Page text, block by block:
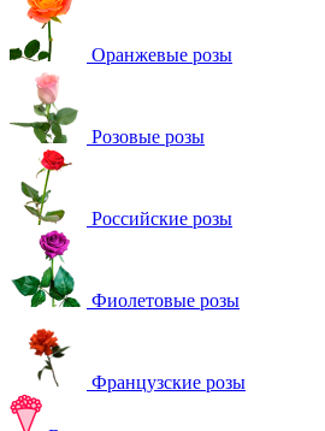
Оранжевые розы
Розовые розы
Российские розы
Фиолетовые розы
Французские розы